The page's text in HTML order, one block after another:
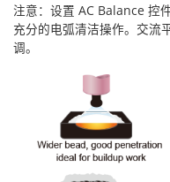
注意：设置 AC Balance 控
充分的电弧清洁操作。交流
调。